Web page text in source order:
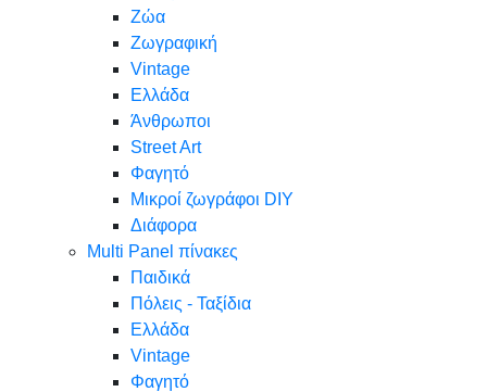
Ζώα
Ζωγραφική
Vintage
Ελλάδα
Άνθρωποι
Street Art
Φαγητό
Μικροί ζωγράφοι DIY
Διάφορα
Multi Panel πίνακες
Παιδικά
Πόλεις - Ταξίδια
Ελλάδα
Vintage
Φαγητό